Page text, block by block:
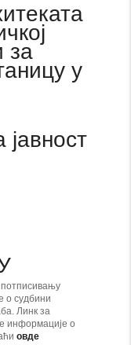
за
у
о судбини
Линк за
информације о
овде